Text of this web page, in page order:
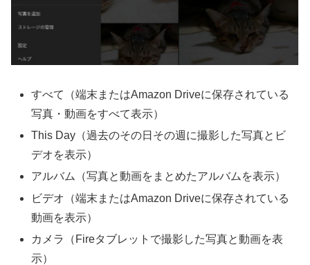
すべて（端末またはAmazon Driveに保存されている
写真・動画をすべて表示）
This Day（過去のその日その週に撮影した写真とビ
デオを表示）
アルバム（写真と動画をまとめたアルバムを表示）
ビデオ（端末またはAmazon Driveに保存されている
動画を表示）
カメラ（Fireタブレットで撮影した写真と動画を表
示）